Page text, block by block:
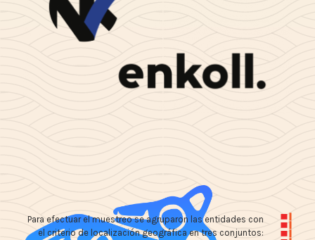
Para efectuar el muestreo se agruparon las entidades con
el criterio de localización geográfica en tres conjuntos: